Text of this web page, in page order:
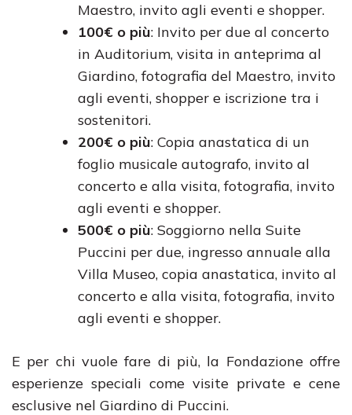
Maestro, invito agli eventi e shopper.
100€ o più: Invito per due al concerto
in Auditorium, visita in anteprima al
Giardino, fotografia del Maestro, invito
agli eventi, shopper e iscrizione tra i
sostenitori.
200€ o più: Copia anastatica di un
foglio musicale autografo, invito al
concerto e alla visita, fotografia, invito
agli eventi e shopper.
500€ o più: Soggiorno nella Suite
Puccini per due, ingresso annuale alla
Villa Museo, copia anastatica, invito al
concerto e alla visita, fotografia, invito
agli eventi e shopper.
E per chi vuole fare di più, la Fondazione offre
esperienze speciali come visite private e cene
esclusive nel Giardino di Puccini.